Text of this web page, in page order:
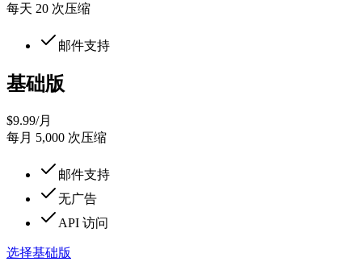
每天 20 次压缩
邮件支持
基础版
$9.99/月
每月 5,000 次压缩
邮件支持
无广告
API 访问
选择基础版